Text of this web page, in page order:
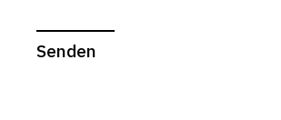
Senden